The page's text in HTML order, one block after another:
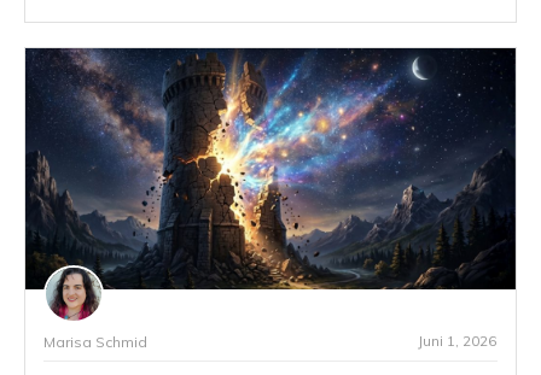
Marisa Schmid Juni 1, 2026